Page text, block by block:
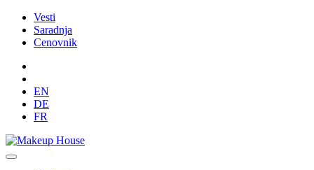
Vesti
Saradnja
Cenovnik
EN
DE
FR